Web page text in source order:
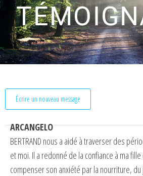
ARCANGELO
BERTRAND nous a aidé à traverser des
et moi. Il a redonné de la confiance à ma
compenser son anxiété par la nourriture,